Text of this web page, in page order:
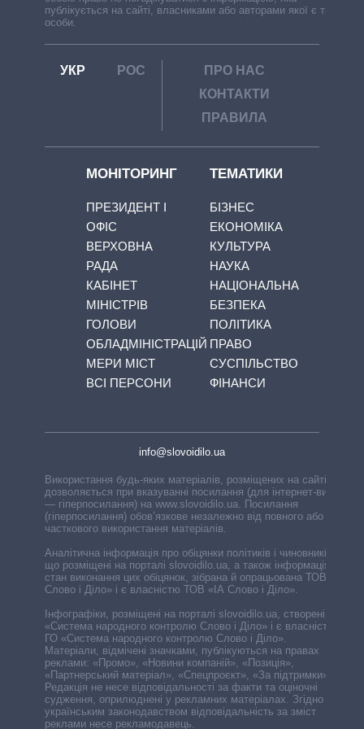
публікується на сайті, власниками або авторами якої є треті
особи.
УКР РОС
ПРО НАС
КОНТАКТИ
ПРАВИЛА
МОНІТОРИНГ
ПРЕЗИДЕНТ І
ОФІС
ВЕРХОВНА
РАДА
КАБІНЕТ
МІНІСТРІВ
ГОЛОВИ
ОБЛАДМІНІСТРАЦІЙ
МЕРИ МІСТ
ВСІ ПЕРСОНИ
ТЕМАТИКИ
БІЗНЕС
ЕКОНОМІКА
КУЛЬТУРА
НАУКА
НАЦІОНАЛЬНА
БЕЗПЕКА
ПОЛІТИКА
ПРАВО
СУСПІЛЬСТВО
ФІНАНСИ
info@slovoidilo.ua
Використання будь-яких матеріалів, розміщених на сайті,
дозволяється при вказуванні посилання (для інтернет-видань
— гіперпосилання) на www.slovoidilo.ua. Посилання
(гіперпосилання) обов’язкове незалежно від повного або
часткового використання матеріалів.
Аналітична інформація про обіцянки політиків і чиновників,
що розміщені на порталі slovoidilo.ua, а також інформація про
стан виконання цих обіцянок, зібрана й опрацьована ТОВ «ІА
Слово і Діло» і є власністю ТОВ «ІА Слово і Діло».
Інфографіки, розміщені на порталі slovoidilo.ua, створені ГО
«Система народного контролю Слово і Діло» і є власністю
ГО «Система народного контролю Слово і Діло».
Матеріали, відмічені значками, публікуються на правах
реклами: «Промо», «Новини компаній», «Позиція»,
«Партнерський матеріал», «Спецпроєкт», «За підтримки».
Редакція не несе відповідальності за факти та оціночні
судження, оприлюднені у рекламних матеріалах. Згідно з
українським законодавством відповідальність за зміст
реклами несе рекламодавець.